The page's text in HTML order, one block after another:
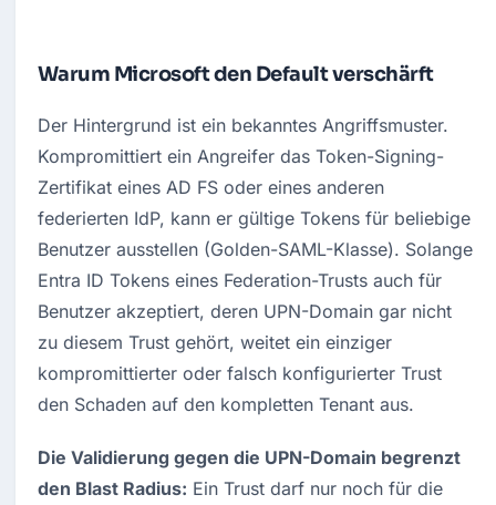
Warum Microsoft den Default verschärft
Der Hintergrund ist ein bekanntes Angriffsmuster.
Kompromittiert ein Angreifer das Token-Signing-
Zertifikat eines AD FS oder eines anderen
federierten IdP, kann er gültige Tokens für beliebige
Benutzer ausstellen (Golden-SAML-Klasse). Solange
Entra ID Tokens eines Federation-Trusts auch für
Benutzer akzeptiert, deren UPN-Domain gar nicht
zu diesem Trust gehört, weitet ein einziger
kompromittierter oder falsch konfigurierter Trust
den Schaden auf den kompletten Tenant aus.
Die Validierung gegen die UPN-Domain begrenzt
den Blast Radius: Ein Trust darf nur noch für die